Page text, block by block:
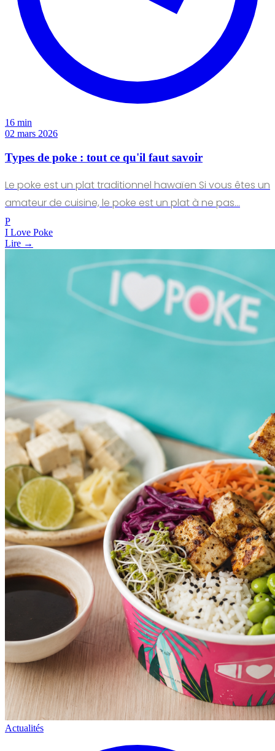
16 min
02 mars 2026
Types de poke : tout ce qu'il faut savoir
Le poke est un plat traditionnel hawaïen Si vous êtes un
amateur de cuisine, le poke est un plat à ne pas…
P
I Love Poke
Lire →
Actualités